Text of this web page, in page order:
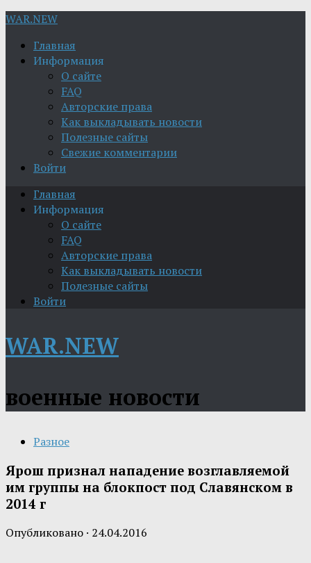
WAR.NEW
Главная
Информация
О сайте
FAQ
Авторские права
Как выкладывать новости
Полезные сайты
Свежие комментарии
Войти
Главная
Информация
О сайте
FAQ
Авторские права
Как выкладывать новости
Полезные сайты
Войти
WAR.NEW
военные новости
Разное
Ярош признал нападение возглавляемой
им группы на блокпост под Славянском в
2014 г
Опубликовано · 24.04.2016